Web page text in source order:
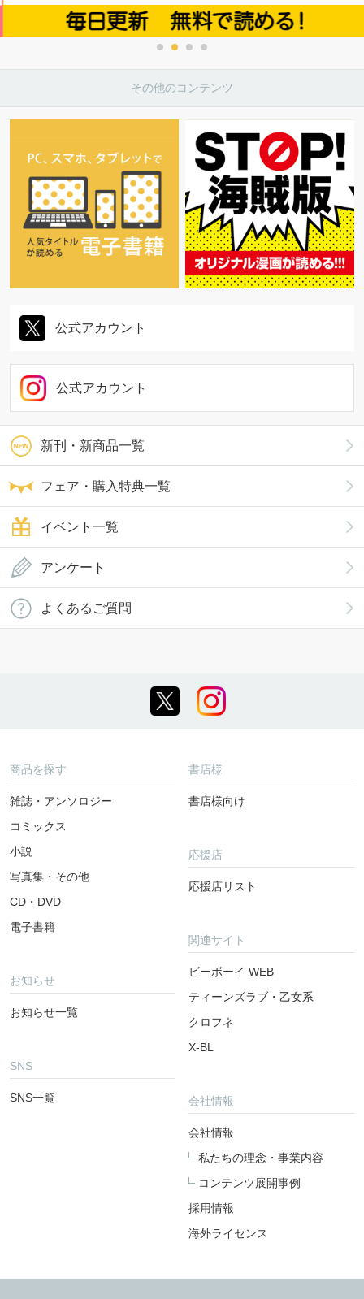
新刊・新商品一覧
フェア・購入特典一覧
イベント一覧
公式アカウント
公式アカウント
アンケート
よくあるご質問
その他のコンテンツ
商品を探す
雑誌・アンソロジー
コミックス
小説
写真集・その他
CD・DVD
電子書籍
お知らせ
お知らせ一覧
SNS
SNS一覧
書店様
書店様向け
応援店
応援店リスト
関連サイト
ビーボーイ WEB
ティーンズラブ・乙女系
クロフネ
X-BL
会社情報
会社情報
私たちの理念・事業内容
コンテンツ展開事例
採用情報
海外ライセンス